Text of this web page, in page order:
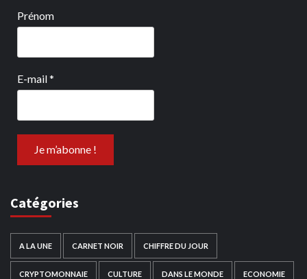
Prénom
E-mail*
Catégories
A LA UNE CARNET NOIR CHIFFRE DU JOUR
CRYPTOMONNAIE CULTURE DANS LE MONDE ECONOMIE